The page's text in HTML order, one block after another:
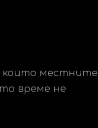
които местните
време не